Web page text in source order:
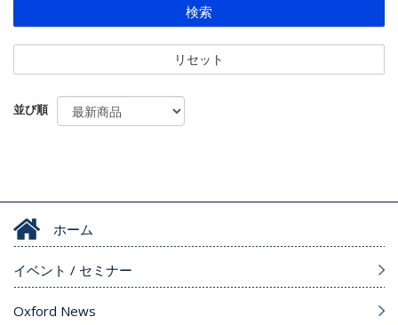
検索
リセット
並び順
ホーム
イベント / セミナー
Oxford News